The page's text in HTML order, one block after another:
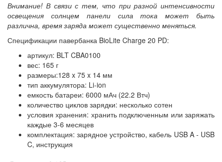
Внимание! В связи с тем, что при разной интенсивности
освещения солнцем панели сила тока может быть
различна, время заряда может существенно меняться.
Спецификации павербанка BioLite Charge 20 PD:
артикул: BLT CBA0100
вес: 165 г
размеры:128 x 75 x 14 мм
тип аккумулятора: Li-ion
емкость батареи: 6000 мАч (22.2 Втч)
количество циклов зарядки: несколько сотен
условия хранения: хранить подключенным или заряжать
каждые 3-6 месяцев
комплектация: зарядное устройство, кабель USB A - USB
C, инструкция